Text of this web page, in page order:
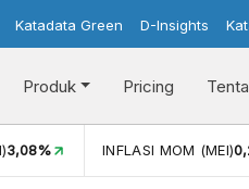
Katadata Green D-Insights
Produk Pricing
3,08% INFLASI MOM (MEI)